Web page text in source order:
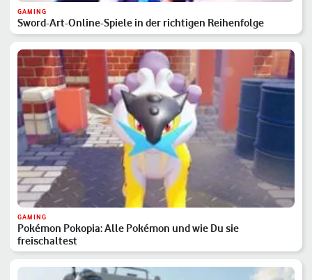
GAMING
Sword-Art-Online-Spiele in der richtigen Reihenfolge
GAMING
Pokémon Pokopia: Alle Pokémon und wie Du sie
freischaltest